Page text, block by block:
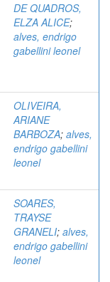
DE QUADROS,
ELZA ALICE;
alves, endrigo
gabellini leonel
OLIVEIRA,
ARIANE
BARBOZA; alves,
endrigo gabellini
leonel
SOARES,
TRAYSE
GRANELI; alves,
endrigo gabellini
leonel